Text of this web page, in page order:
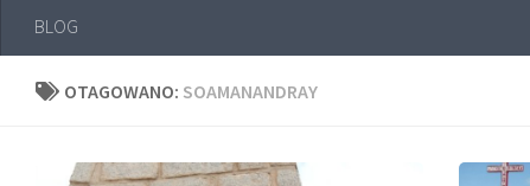
BLOG
OTAGOWANO: SOAMANANDRAY